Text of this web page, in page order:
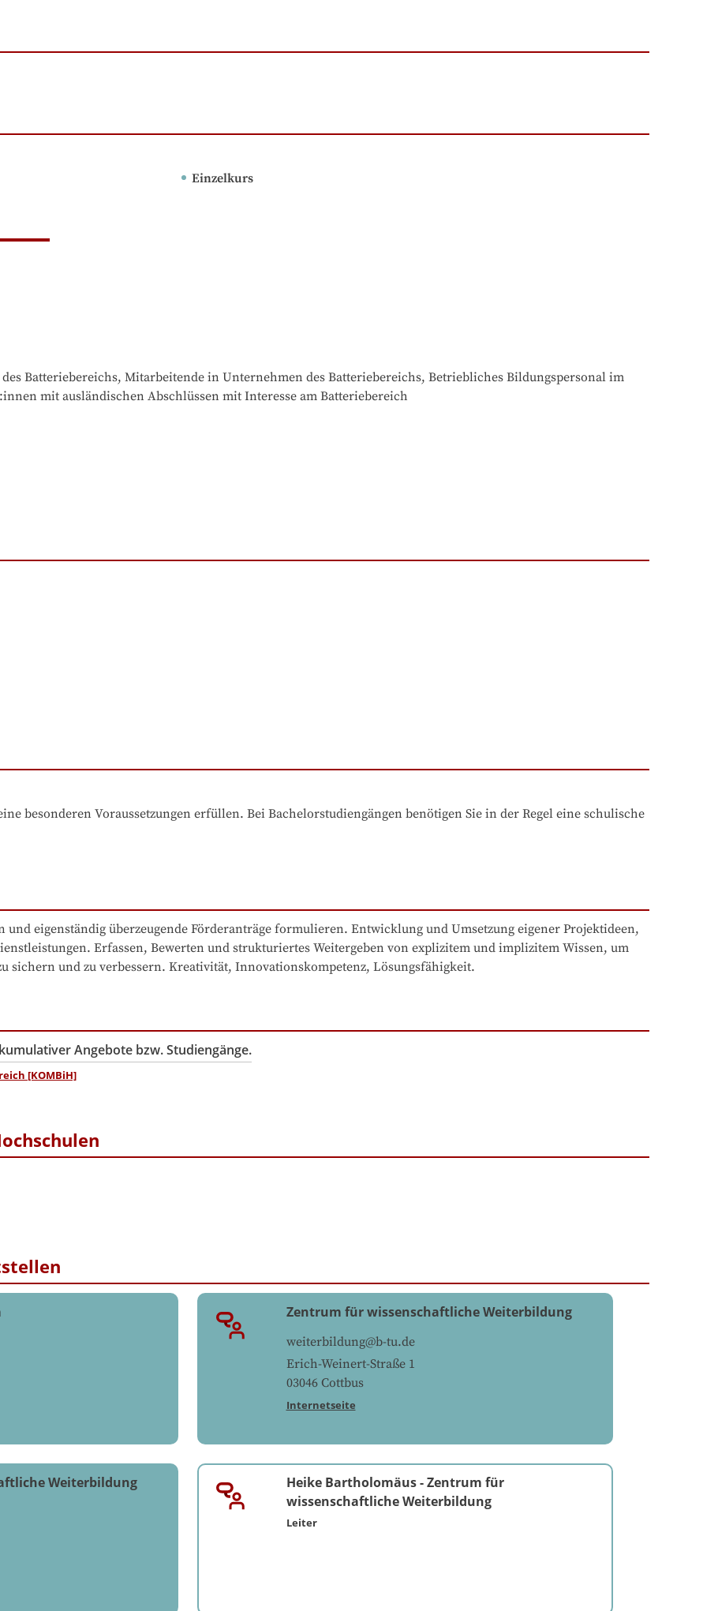
Einzelkurs
Batteriebereichs, Mitarbeitende in Unternehmen des Batteriebereichs, Betriebliches Bildungspersonal im
mit ausländischen Abschlüssen mit Interesse am Batteriebereich
besonderen Voraussetzungen erfüllen. Bei Bachelorstudiengängen benötigen Sie in der Regel eine schulische
eigenständig überzeugende Förderanträge formulieren. Entwicklung und Umsetzung eigener Projektideen,
Erfassen, Bewerten und strukturiertes Weitergeben von explizitem und implizitem Wissen, um
sichern und zu verbessern. Kreativität, Innovationskompetenz, Lösungsfähigkeit.
Angebote bzw. Studiengänge.
[KOMBiH]
Zentrum für wissenschaftliche Weiterbildung
weiterbildung@b-tu.de
Erich-Weinert-Straße 1
03046 Cottbus
Internetseite
Weiterbildung Heike Bartholomäus -Zentrum für
wissenschaftliche Weiterbildung
Leiter